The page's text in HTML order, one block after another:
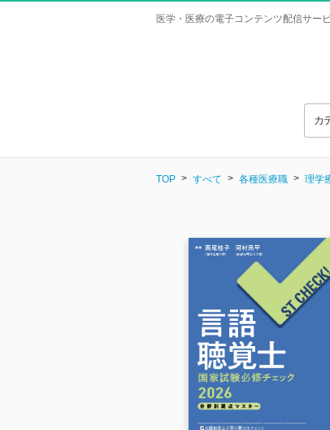
医学・医療の電子コンテンツ配信サー
カ
TOP すべて 各種医療職 理学